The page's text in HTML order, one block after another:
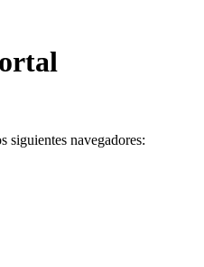
siguientes navegadores: